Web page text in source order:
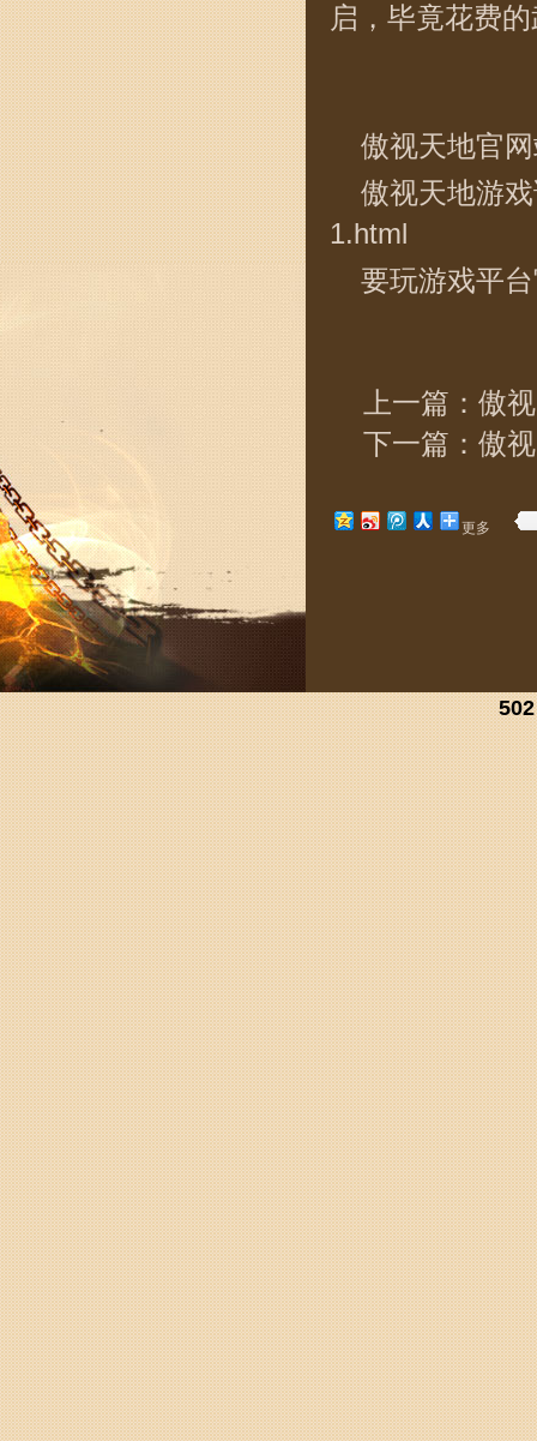
启，毕竟花费
傲视天地官
傲视天地游
1.html
要玩游戏平
上一篇： 傲
下一篇： 傲
更多